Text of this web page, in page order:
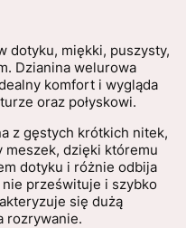
dotyku, miękki, puszysty,
Dzianina welurowa
komfort i wygląda
oraz połyskowi.
z gęstych krótkich nitek,
dzięki któremu
dotyku i różnie odbija
nie prześwituje i szybko
się dużą
rozrywanie.